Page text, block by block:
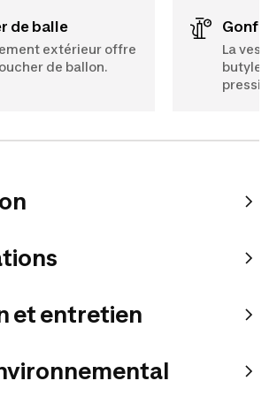
de balle
extérieur offre
de ballon.
La
butyle)
et entretien